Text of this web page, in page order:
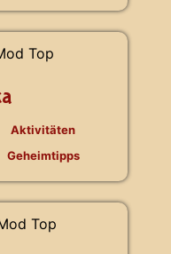
Aktivitäten
Geheimtipps